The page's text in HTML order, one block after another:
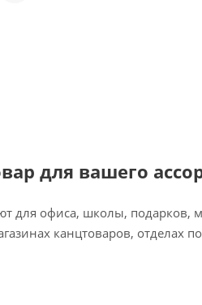
для вашего
для офиса, школы, подарков,
канцтоваров, отделах